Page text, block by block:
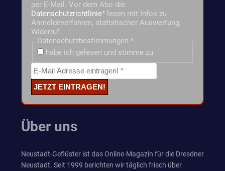
per E-Mail. Vor dem Abo die
Datenschutzrichtlinie* lesen mit Infos zu
Anmeldeverfahren, statistischer Auswertung,
Widerruf.
Datenschutzbestimmungen *
habe ich gelesen und stimme zu
Über uns
Neustadt-Geflüster ist das Online-Magazin für die Dresdner
Neustadt. Seit 1999 berichten wir täglich frisch über